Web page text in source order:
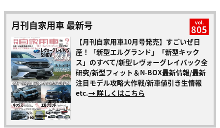
月刊自家用車 最新号 vol.
805
【月刊自家用車10月号発売】すごいぜ日
産！「新型エルグランド」「新型キック
ス」のすべて/新型レヴォーグレイバック全
研究/新型フィット＆N-BOX最新情報/最新
注目モデル攻略大作戦/新車値引き生情報
etc.→ 詳しくはこちら